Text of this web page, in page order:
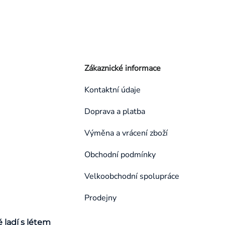
ladí s létem
Zákaznické informace
Kontaktní údaje
Doprava a platba
Výměna a vrácení zboží
Obchodní podmínky
Velkoobchodní spolupráce
Prodejny